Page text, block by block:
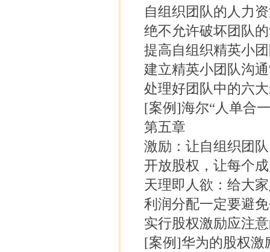
自组织团队的人力
绝不允许破坏团队
提高自组织精英小
建立精英小团队沟
处理好团队中的六
[案例]海尔“人单合
第五章
激励：让自组织团
开放股权，让每个
天理即人欲：给大
利润分配一定要避
实行股权激励应注
[案例]华为的股权